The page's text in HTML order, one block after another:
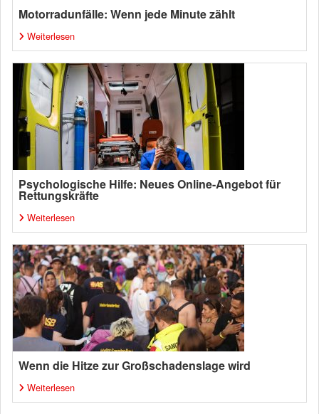
Motorradunfälle: Wenn jede Minute zählt
Weiterlesen
Psychologische Hilfe: Neues Online-Angebot für
Rettungskräfte
Weiterlesen
Wenn die Hitze zur Großschadenslage wird
Weiterlesen